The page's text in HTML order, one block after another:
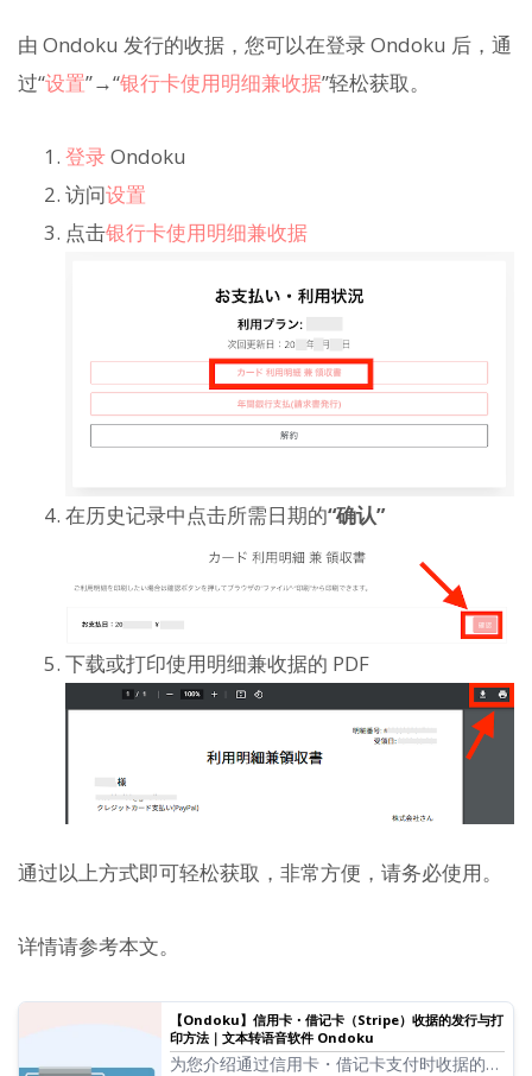
由 Ondoku 发行的收据，您可以在登录 Ondoku 后，通
过“设置”→“银行卡使用明细兼收据”轻松获取。
登录Ondoku
访问设置
点击银行卡使用明细兼收据
在历史记录中点击所需日期的“确认”
下载或打印使用明细兼收据的 PDF
通过以上方式即可轻松获取，非常方便，请务必使用。
详情请参考本文。
【Ondoku】信用卡・借记卡（Stripe）收据的发行与打
印方法｜文本转语音软件 Ondoku
为您介绍通过信用卡・借记卡支付时收据的发